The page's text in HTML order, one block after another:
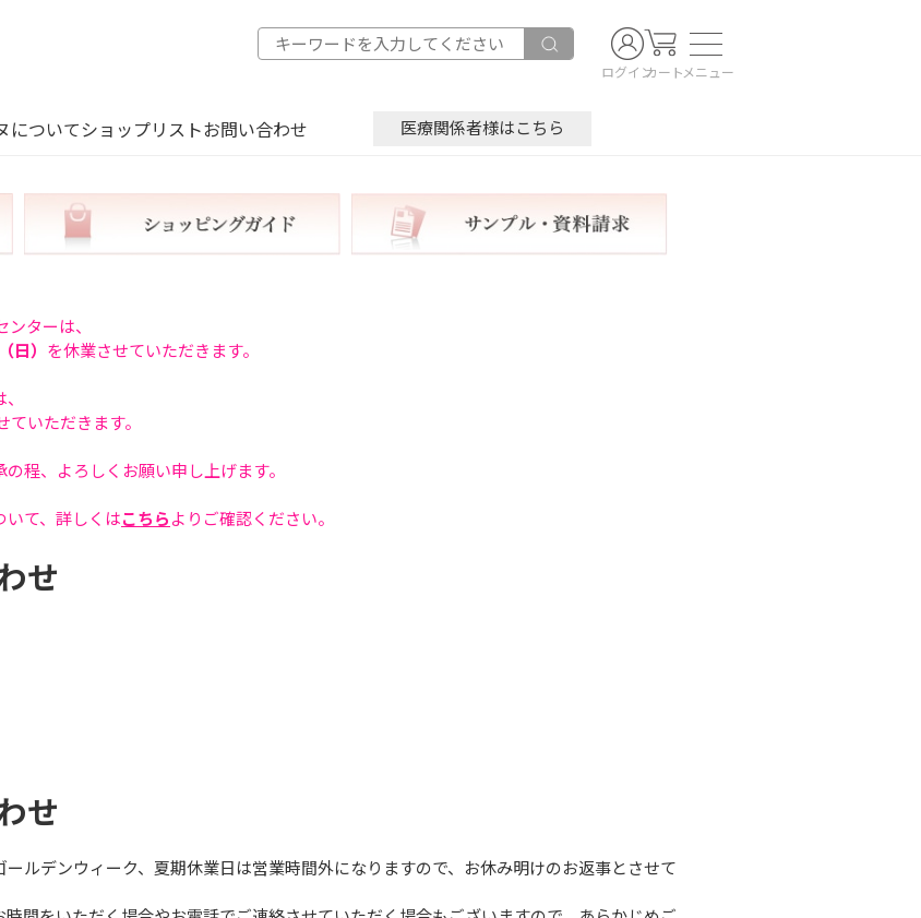
ログインカートメニュー
についてショップリストお問い合わせ 医療関係者様はこちら
ターは、
） を休業させていただきます。
ていただきます。
程、よろしくお願い申し上げます。
て、詳しくはこちらよりご確認ください。
せ
せ
ルデンウィーク、夏期休業日は営業時間外になりますので、お休み明けのお返事とさせて